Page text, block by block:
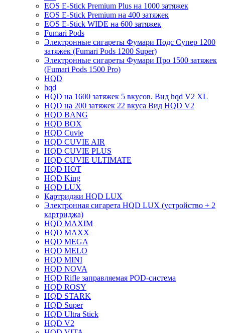
EOS E-Stick Premium Plus на 1000 затяжек
EOS E-Stick Premium на 400 затяжек
EOS E-Stick WIDE на 600 затяжек
Fumari Pods
Электронные сигареты Фумари Подс Супер 1200
затяжек (Fumari Pods 1200 Super)
Электронные сигареты Фумари Про 1500 затяжек
(Fumari Pods 1500 Pro)
HQD
hqd
HQD на 1600 затяжек 5 вкусов. Вид hqd V2 XL
HQD на 200 затяжек 22 вкуса Вид HQD V2
HQD BANG
HQD BOX
HQD Cuvie
HQD CUVIE AIR
HQD CUVIE PLUS
HQD CUVIE ULTIMATE
HQD HOT
HQD King
HQD LUX
Картриджи HQD LUX
Электронная сигарета HQD LUX (устройство + 2
картриджа)
HQD MAXIM
HQD MAXX
HQD MEGA
HQD MELO
HQD MINI
HQD NOVA
HQD Rifle заправляемая POD-система
HQD ROSY
HQD STARK
HQD Super
HQD Ultra Stick
HQD V2